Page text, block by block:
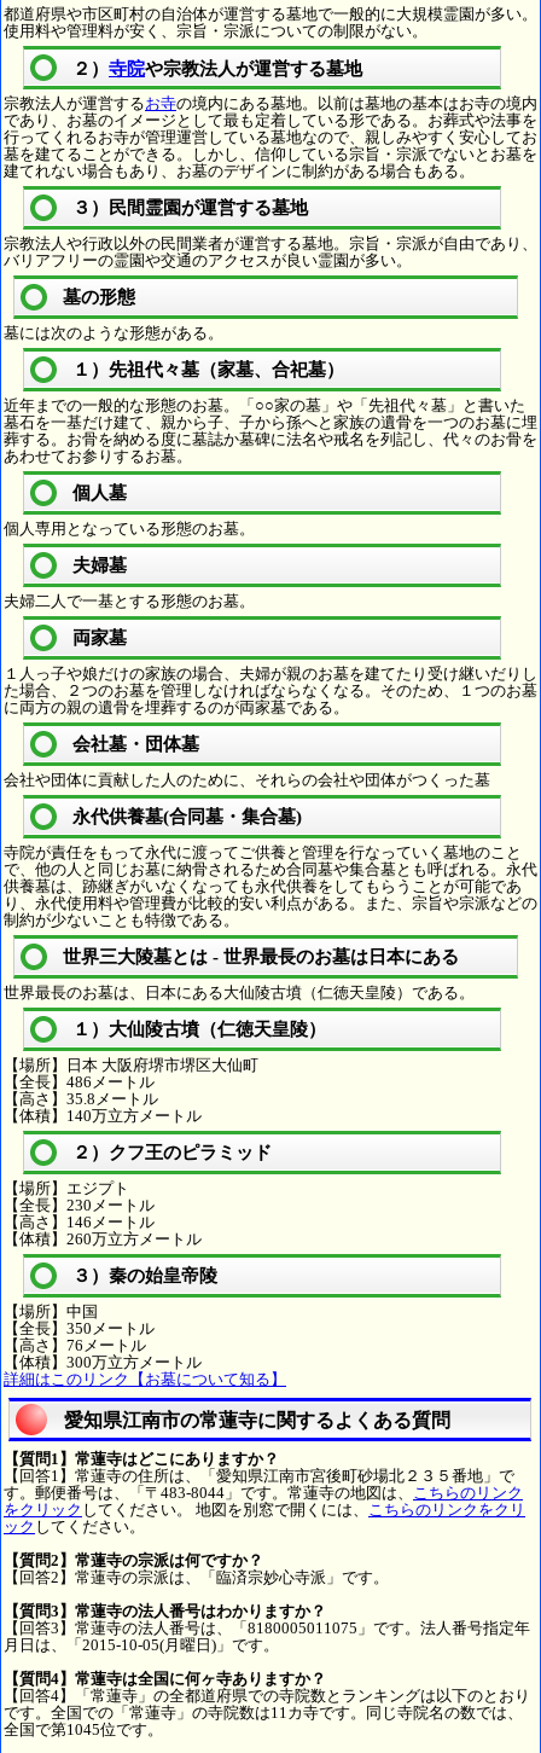
都道府県や市区町村の自治体が運営する墓地で一般的に大規模霊園が多い。
使用料や管理料が安く、宗旨・宗派についての制限がない。
２） 寺院や宗教法人が運営する墓地
宗教法人が運営するお寺の境内にある墓地。以前は墓地の基本はお寺の境内
であり、お墓のイメージとして最も定着している形である。お葬式や法事を
行ってくれるお寺が管理運営している墓地なので、親しみやすく安心してお
墓を建てることができる。しかし、信仰している宗旨・宗派でないとお墓を
建てれない場合もあり、お墓のデザインに制約がある場合もある。
３）民間霊園が運営する墓地
宗教法人や行政以外の民間業者が運営する墓地。宗旨・宗派が自由であり、
バリアフリーの霊園や交通のアクセスが良い霊園が多い。
墓の形態
墓には次のような形態がある。
１）先祖代々墓（家墓、合祀墓）
近年までの一般的な形態のお墓。「○○家の墓」や「先祖代々墓」と書いた
墓石を一基だけ建て、親から子、子から孫へと家族の遺骨を一つのお墓に埋
葬する。お骨を納める度に墓誌か墓碑に法名や戒名を列記し、代々のお骨を
あわせてお参りするお墓。
個人墓
個人専用となっている形態のお墓。
夫婦墓
夫婦二人で一基とする形態のお墓。
両家墓
１人っ子や娘だけの家族の場合、夫婦が親のお墓を建てたり受け継いだりし
た場合、２つのお墓を管理しなければならなくなる。そのため、１つのお墓
に両方の親の遺骨を埋葬するのが両家墓である。
会社墓・団体墓
会社や団体に貢献した人のために、それらの会社や団体がつくった墓
永代供養墓(合同墓・集合墓)
寺院が責任をもって永代に渡ってご供養と管理を行なっていく墓地のこと
で、他の人と同じお墓に納骨されるため合同墓や集合墓とも呼ばれる。永代
供養墓は、跡継ぎがいなくなっても永代供養をしてもらうことが可能であ
り、永代使用料や管理費が比較的安い利点がある。また、宗旨や宗派などの
制約が少ないことも特徴である。
世界三大陵墓とは - 世界最長のお墓は日本にある
世界最長のお墓は、日本にある大仙陵古墳（仁徳天皇陵）である。
１）大仙陵古墳（仁徳天皇陵）
【場所】日本 大阪府堺市堺区大仙町
【全長】486メートル
【高さ】35.8メートル
【体積】140万立方メートル
２）クフ王のピラミッド
【場所】エジプト
【全長】230メートル
【高さ】146メートル
【体積】260万立方メートル
３）秦の始皇帝陵
【場所】中国
【全長】350メートル
【高さ】76メートル
【体積】300万立方メートル
詳細はこのリンク【お墓について知る】
愛知県江南市の常蓮寺に関するよくある質問
【質問1】常蓮寺はどこにありますか？
【回答1】常蓮寺の住所は、「愛知県江南市宮後町砂場北２３５番地」で
す。郵便番号は、「〒483-8044」です。常蓮寺の地図は、 こちらのリンク
をクリック してください。 地図を別窓で開くには、 こちらのリンクをクリ
ック してください。
【質問2】常蓮寺の宗派は何ですか？
【回答2】常蓮寺の宗派は、「臨済宗妙心寺派」です。
【質問3】常蓮寺の法人番号はわかりますか？
【回答3】常蓮寺の法人番号は、「8180005011075」です。法人番号指定年
月日は、「2015-10-05(月曜日)」です。
【質問4】常蓮寺は全国に何ヶ寺ありますか？
【回答4】「常蓮寺」の全都道府県での寺院数とランキングは以下のとおり
です。全国での「常蓮寺」の寺院数は11カ寺です。同じ寺院名の数では、
全国で第1045位です。